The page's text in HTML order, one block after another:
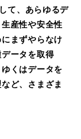
て、あらゆるデ
産性や安全性
まずやらなけ
ータを取得
くはデータを
ど、さまざま